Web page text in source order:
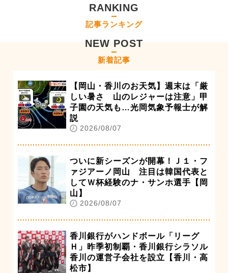
RANKING
記事ランキング
NEW POST
新着記事
【岡山・香川のお天気】週末は「厳
しい暑さ 山のレジャーは注意」甲
子園の天気も…光岡気象予報士が解
説
2026/08/07
ついに新シーズンが開幕！Ｊ１・フ
ァジアーノ岡山 注目は韓国代表と
してＷ杯経験のナ・サンホ選手【岡
山】
2026/08/07
香川銀行がハンドボール「リーグ
Ｈ」昨季初制覇・香川銀行シラソル
香川の運営子会社を設立【香川・高
松市】